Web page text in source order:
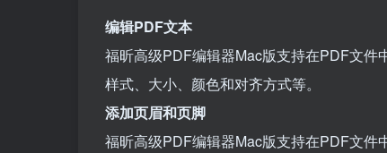
编辑PDF文本
福昕高级PDF编辑器Mac版支持在PDF文件
样式、大小、颜色和对齐方式等。
添加页眉和页脚
福昕高级PDF编辑器Mac版支持在PDF文件